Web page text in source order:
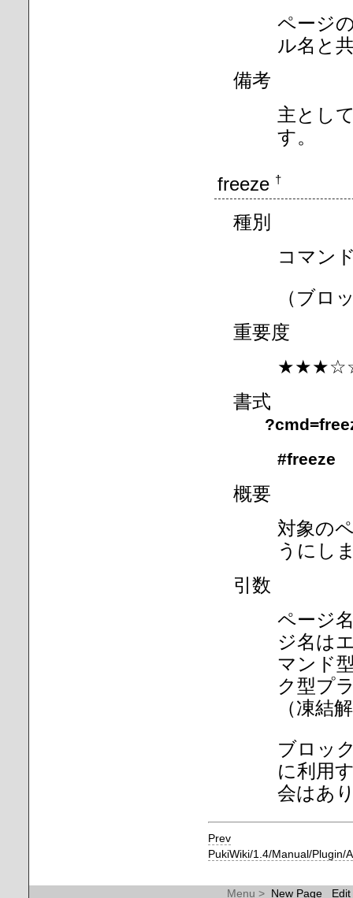
ページ
ル名と
備考
主とし
す。
freeze †
種別
コマン
（ブロ
重要度
書式
#freeze
概要
対象の
うにし
引数
ページ
ジ名は
マンド
ク型プ
（凍結
ブロッ
に利用
会はあ
Prev
PukiWiki/1.4/Manual/Plugin/
Menu > New Page Edit